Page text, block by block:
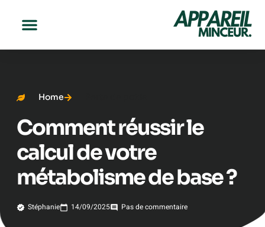
Home
Comment réussir le
calcul de votre
métabolisme de base ?
Stéphanie 14/09/2025 Pas de commentaire